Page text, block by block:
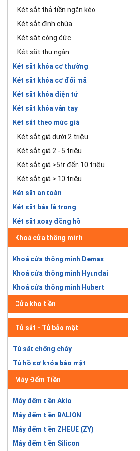
Két sắt thả tiền ngăn kéo
Két sắt đình chùa
Két sắt công đức
Két sắt thu ngân
Két sắt khóa cơ thường
Két sắt khóa cơ đổi mã
Két sắt khóa điện tử
Két sắt khóa vân tay
Két sắt theo mức giá
Két sắt giá dưới 2 triệu
Két sắt giá 2 - 5 triệu
Két sắt giá >5tr đến 10 triệu
Két sắt giá > 10 triệu
Két sắt an toàn
Két sắt bản lề trong
Két sắt xoay đồng hồ
Khoá cửa thông minh
Khoá cửa thông minh Demax
Khoá cửa thông minh Hyundai
Khoá cửa thông minh Hubert
Cửa kho tiền
Tủ sắt - Tủ bảo mật
Tủ sắt chống cháy
Tủ hồ sơ khóa bảo mật
Máy Đếm Tiền
Máy đếm tiền Akio
Máy đếm tiền BALION
Máy đếm tiền ZHEUE (ZY)
Máy đếm tiền Silicon